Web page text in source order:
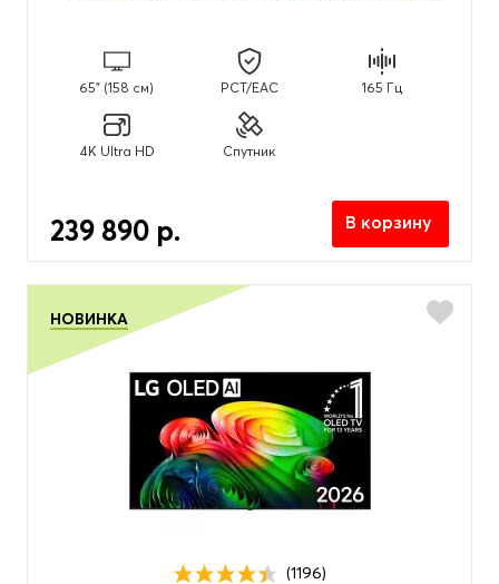
65" (158 см) PCT/EAC 165 Гц
4K Ultra HD Спутник
239 890 р. В корзину
НОВИНКА
(1196)